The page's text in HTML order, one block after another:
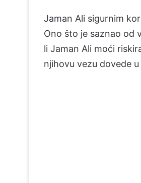
Jaman Ali sigurnim
Ono što je saznao od
li Jaman Ali moći
njihovu vezu dovede